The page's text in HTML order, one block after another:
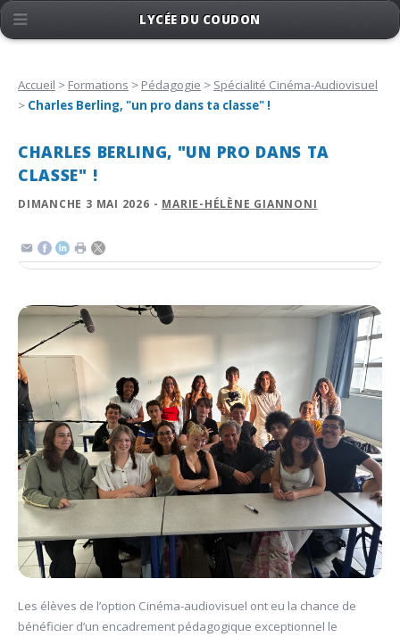
Accueil > Formations > Pédagogie > Spécialité Cinéma-Audiovisuel
> Charles Berling, "un pro dans ta classe" !
CHARLES BERLING, "UN PRO DANS TA
CLASSE" !
DIMANCHE 3 MAI 2026 - MARIE-HÉLÈNE GIANNONI
Les élèves de l’option Cinéma-audiovisuel ont eu la chance de
bénéficier d’un encadrement pédagogique exceptionnel le
LYCÉE DU COUDON